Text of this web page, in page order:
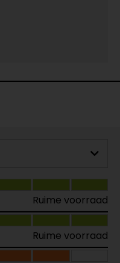
Ruime voorraad
Ruime voorraad